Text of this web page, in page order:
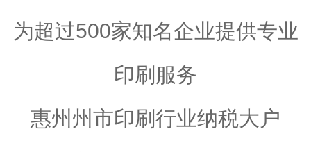
为超过500家知名企业提供专业
印刷服务
惠州州市印刷行业纳税大户